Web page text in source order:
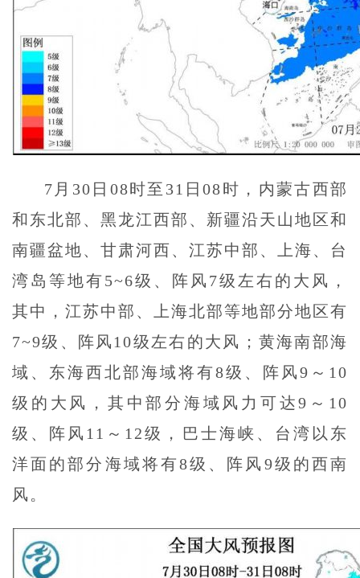
7月30日08时至31日08时，内蒙古西部
和东北部、黑龙江西部、新疆沿天山地区和
南疆盆地、甘肃河西、江苏中部、上海、台
湾岛等地有5~6级、阵风7级左右的大风，
其中，江苏中部、上海北部等地部分地区有
7~9级、阵风10级左右的大风；黄海南部海
域、东海西北部海域将有8级、阵风9～10
级的大风，其中部分海域风力可达9～10
级、阵风11～12级，巴士海峡、台湾以东
洋面的部分海域将有8级、阵风9级的西南
风。